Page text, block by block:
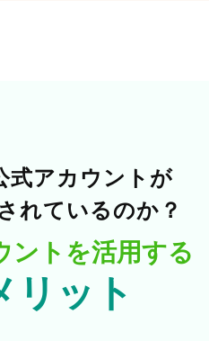
式アカウントが
れているのか？
ントを活用する
リット